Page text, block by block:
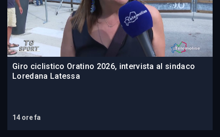
Giro ciclistico Oratino 2026, intervista al sindaco
Loredana Latessa
14 ore fa